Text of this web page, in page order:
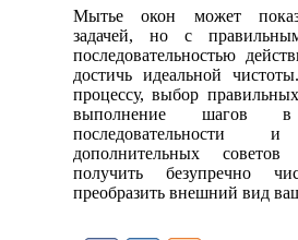
Мытье окон может
задачей, но с
последовательностью
достичь идеальной
процессу, выбор
выполнение шагов в
последовательности
дополнительных
получить безупречно
преобразить внешний вид